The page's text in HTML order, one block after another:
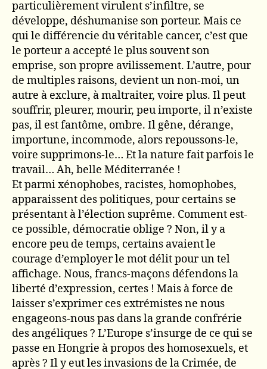
particulièrement virulent s’infiltre, se
développe, déshumanise son porteur. Mais ce
qui le différencie du véritable cancer, c’est que
le porteur a accepté le plus souvent son
emprise, son propre avilissement. L’autre, pour
de multiples raisons, devient un non-moi, un
autre à exclure, à maltraiter, voire plus. Il peut
souffrir, pleurer, mourir, peu importe, il n’existe
pas, il est fantôme, ombre. Il gêne, dérange,
importune, incommode, alors repoussons-le,
voire supprimons-le… Et la nature fait parfois le
travail… Ah, belle Méditerranée !
Et parmi xénophobes, racistes, homophobes,
apparaissent des politiques, pour certains se
présentant à l’élection suprême. Comment est-
ce possible, démocratie oblige ? Non, il y a
encore peu de temps, certains avaient le
courage d’employer le mot délit pour un tel
affichage. Nous, francs-maçons défendons la
liberté d’expression, certes ! Mais à force de
laisser s’exprimer ces extrémistes ne nous
engageons-nous pas dans la grande confrérie
des angéliques ? L’Europe s’insurge de ce qui se
passe en Hongrie à propos des homosexuels, et
après ? Il y eut les invasions de la Crimée, de